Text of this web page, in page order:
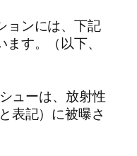
ョンには、下記
す。（以下、
ューは、放射性
表記）に被曝さ